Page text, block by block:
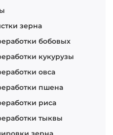
зерна
бобовых
кукурузы
овса
пшена
риса
тыквы